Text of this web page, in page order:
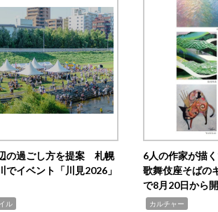
の過ごし方を提案 札幌
でイベント「川見2026」
ル
6人の作家が描
歌舞伎座そばの
で8月20日から
カルチャー